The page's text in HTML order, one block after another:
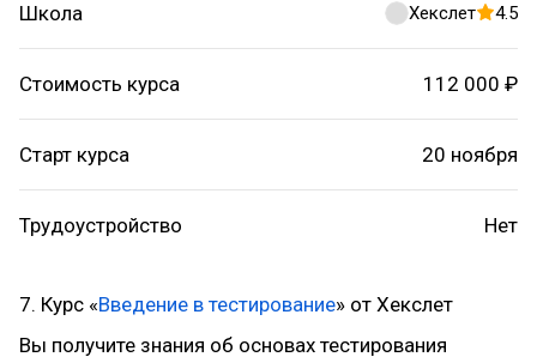
Школа Хекслет 4.5
Стоимость курса 112 000 ₽
Старт курса 20 ноября
Трудоустройство Нет
7. Курс «Введение в тестирование» от Хекслет
Вы получите знания об основах тестирования